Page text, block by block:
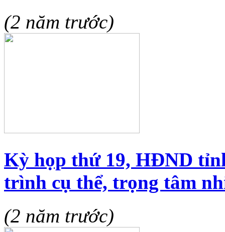
(2 năm trước)
Kỳ họp thứ 19, HĐND
trình cụ thể, trọng tâm
(2 năm trước)